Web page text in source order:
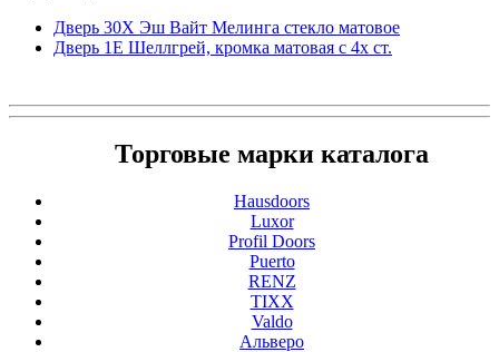
Дверь 30X Эш Вайт Мелинга стекло матовое
Дверь 1Е Шеллгрей, кромка матовая с 4х ст.
Торговые марки каталога
Hausdoors
Luxor
Profil Doors
Puerto
RENZ
TIXX
Valdo
Альверо